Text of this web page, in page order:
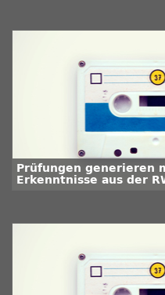
Prüfungen generieren
Erkenntnisse aus der